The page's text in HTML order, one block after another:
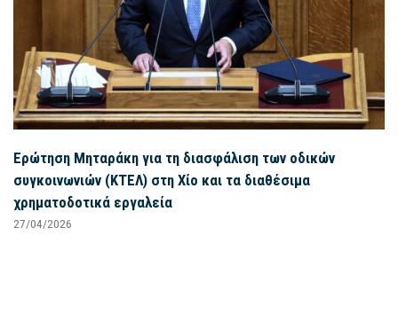
Ερώτηση Μηταράκη για τη διασφάλιση των οδικών
συγκοινωνιών (ΚΤΕΛ) στη Χίο και τα διαθέσιμα
χρηματοδοτικά εργαλεία
27/04/2026